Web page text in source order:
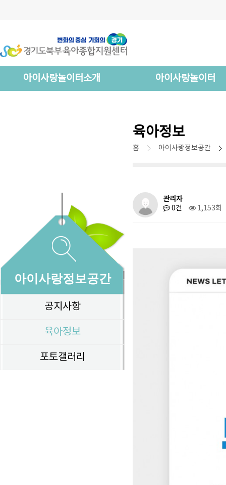
아이사랑놀이터소개 아이사랑놀이터
아이사랑정보공간
공지사항
육아정보
포토갤러리
육아정보
홈 아이사랑정보공간
관리자
0건
1,153회